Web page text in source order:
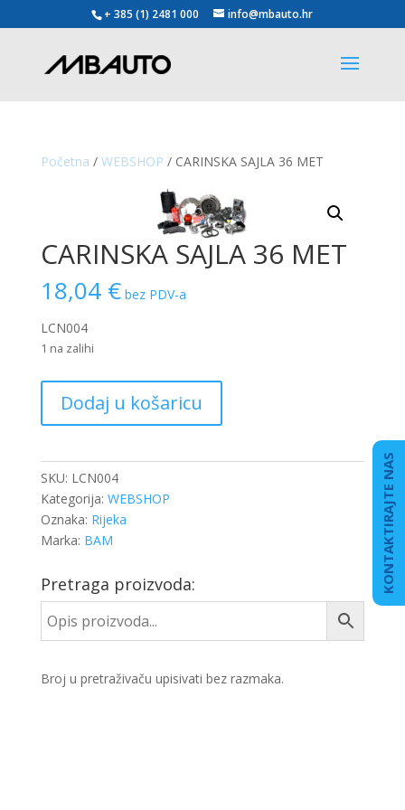
+ 385 (1) 2481 000 info@mbauto.hr
Početna / WEBSHOP / CARINSKA SAJLA 36 MET
CARINSKA SAJLA 36 MET
18,04 € bez PDV-a
LCN004
1 na zalihi
SAJLA
36
količina
Dodaj u košaricu
SKU: LCN004
Kategorija: WEBSHOP
Oznaka: Rijeka
Marka: BAM
Pretraga proizvoda:
Broj u pretraživaču upisivati bez razmaka.
KONTAKTIRAJTE NAS